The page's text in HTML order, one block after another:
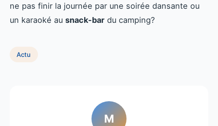
ne pas finir la journée par une soirée dansante ou
un karaoké au snack-bar du camping?
Actu
M